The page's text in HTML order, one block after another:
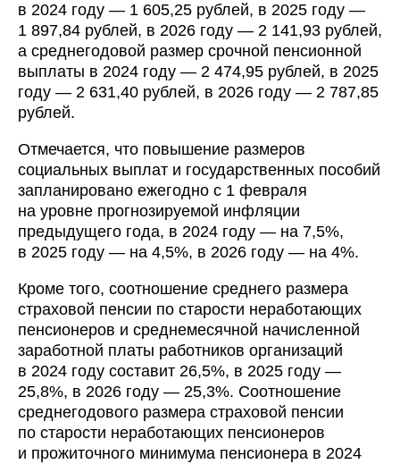
в 2024 году — 1 605,25 рублей, в 2025 году —
1 897,84 рублей, в 2026 году — 2 141,93 рублей,
а среднегодовой размер срочной пенсионной
выплаты в 2024 году — 2 474,95 рублей, в 2025
году — 2 631,40 рублей, в 2026 году — 2 787,85
рублей.
Отмечается, что повышение размеров
социальных выплат и государственных пособий
запланировано ежегодно с 1 февраля
на уровне прогнозируемой инфляции
предыдущего года, в 2024 году — на 7,5%,
в 2025 году — на 4,5%, в 2026 году — на 4%.
Кроме того, соотношение среднего размера
страховой пенсии по старости неработающих
пенсионеров и среднемесячной начисленной
заработной платы работников организаций
в 2024 году составит 26,5%, в 2025 году —
25,8%, в 2026 году — 25,3%. Соотношение
среднегодового размера страховой пенсии
по старости неработающих пенсионеров
и прожиточного минимума пенсионера в 2024